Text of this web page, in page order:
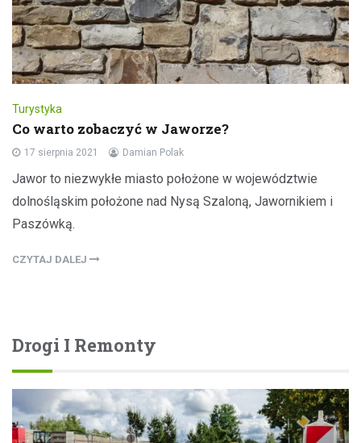
Turystyka
Co warto zobaczyć w Jaworze?
17 sierpnia 2021 Damian Polak
Jawor to niezwykłe miasto położone w województwie
dolnośląskim położone nad Nysą Szaloną, Jawornikiem i
Paszówką.
CZYTAJ DALEJ
Drogi I Remonty